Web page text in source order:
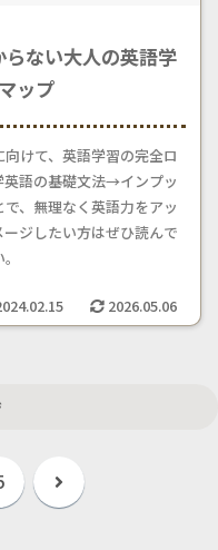
らない大人の英語学
ップ
けて、英語学習の完全ロ
英語の基礎文法→インプッ
、無理なく英語力をアッ
ジしたい方はぜひ読んで
2026.05.06
次